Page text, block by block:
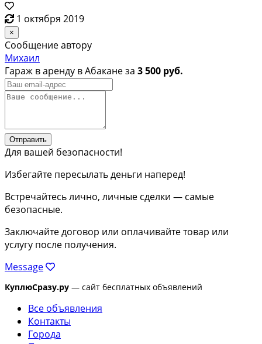
1 октября 2019
×
Сообщение автору
Михаил
Гараж в аренду в Абакане за 3 500 руб.
Отправить
Для вашей безопасности!
Избегайте пересылать деньги наперед!
Встречайтесь лично, личные сделки — самые
безопасные.
Заключайте договор или оплачивайте товар или
услугу после получения.
Message
КуплюСразу.ру — сайт бесплатных объявлений
Все объявления
Контакты
Города